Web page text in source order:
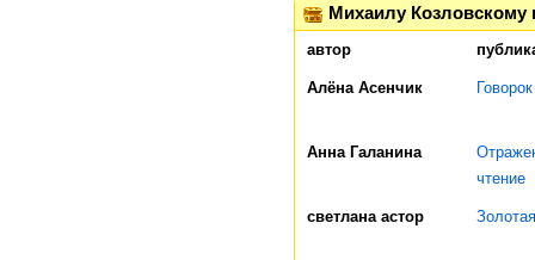
Михаилу Козловскому
автор
Алёна Асенчик Говорок
Анна Галанина
чтение
светлана астор